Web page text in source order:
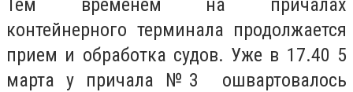
Тем временем на причалах
контейнерного терминала продолжается
прием и обработка судов. Уже в 17.40 5
марта у причала №3 ошвартовалось